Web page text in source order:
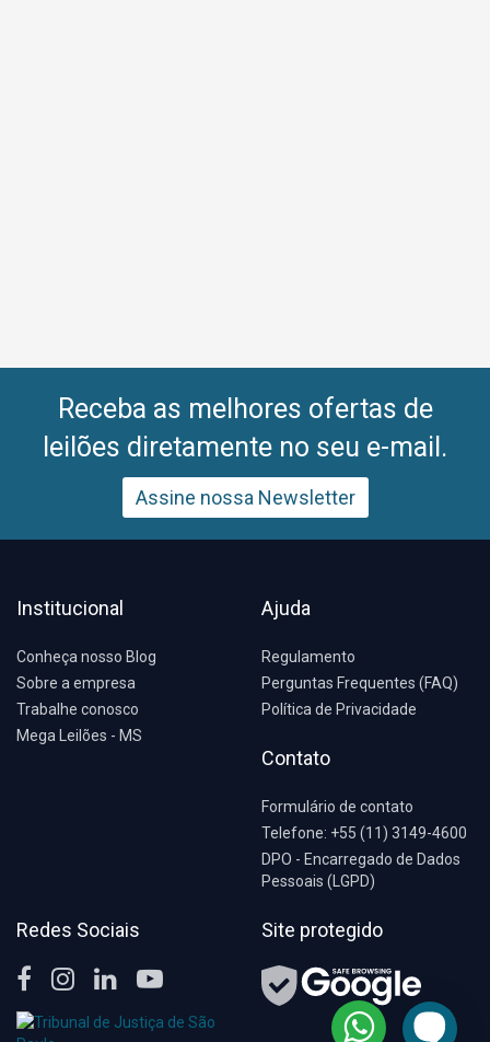
Receba as melhores ofertas de
leilões diretamente no seu e-mail.
Assine nossa Newsletter
Institucional
Conheça nosso Blog
Sobre a empresa
Trabalhe conosco
Mega Leilões - MS
Ajuda
Regulamento
Perguntas Frequentes (FAQ)
Política de Privacidade
Contato
Formulário de contato
Telefone: +55 (11) 3149-4600
DPO - Encarregado de Dados
Pessoais (LGPD)
Redes Sociais Site protegido